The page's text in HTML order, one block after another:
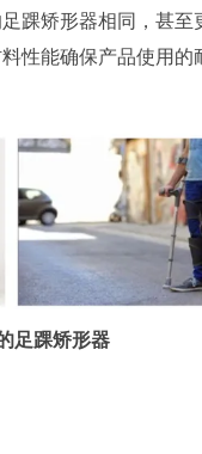
踝矫形器相同，甚至
性能确保产品使用的
足踝矫形器